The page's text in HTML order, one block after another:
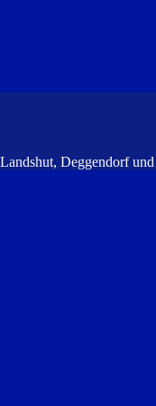
Deggendorf